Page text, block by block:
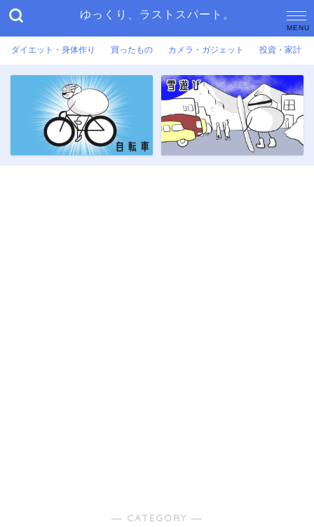
ゆっくり、ラストスパート。
ダイエット・身体作り 買ったもの カメラ・ガジェット 投資・家計
― CATEGORY ―